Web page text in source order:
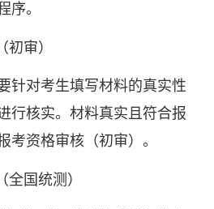
序。
审）
针对考生填写材料的真实性
行核实。材料真实且符合报
考资格审核（初审）。
全国统测）